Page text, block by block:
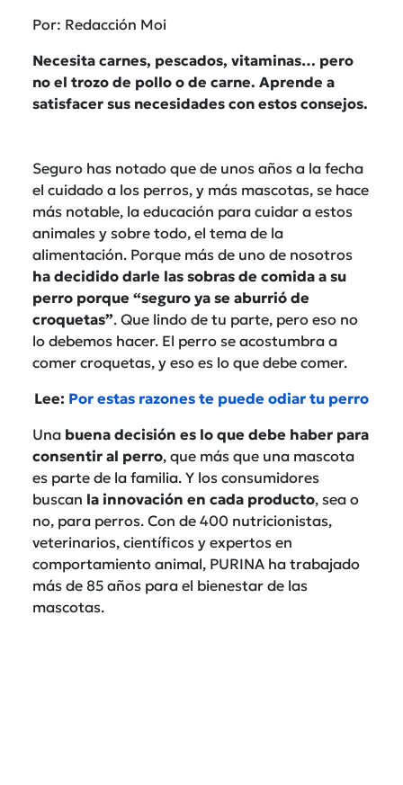
Por: Redacción Moi
Necesita carnes, pescados, vitaminas… pero
no el trozo de pollo o de carne. Aprende a
satisfacer sus necesidades con estos consejos.
Seguro has notado que de unos años a la fecha
el cuidado a los perros, y más mascotas, se hace
más notable, la educación para cuidar a estos
animales y sobre todo, el tema de la
alimentación. Porque más de uno de nosotros
ha decidido darle las sobras de comida a su
perro porque “seguro ya se aburrió de
croquetas”. Que lindo de tu parte, pero eso no
lo debemos hacer. El perro se acostumbra a
comer croquetas, y eso es lo que debe comer.
Lee: Por estas razones te puede odiar tu perro
Una buena decisión es lo que debe haber para
consentir al perro, que más que una mascota
es parte de la familia. Y los consumidores
buscan la innovación en cada producto, sea o
no, para perros. Con de 400 nutricionistas,
veterinarios, científicos y expertos en
comportamiento animal, PURINA ha trabajado
más de 85 años para el bienestar de las
mascotas.